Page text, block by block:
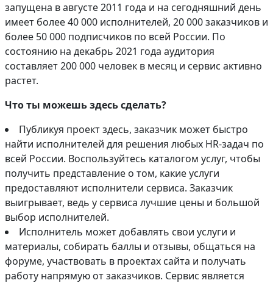
запущена в августе 2011 года и на сегодняшний день
имеет более 40 000 исполнителей, 20 000 заказчиков и
более 50 000 подписчиков по всей России. По
состоянию на декабрь 2021 года аудитория
составляет 200 000 человек в месяц и сервис активно
растет.
Что ты можешь здесь сделать?
Публикуя проект здесь, заказчик может быстро
найти исполнителей для решения любых HR-задач по
всей России. Воспользуйтесь каталогом услуг, чтобы
получить представление о том, какие услуги
предоставляют исполнители сервиса. Заказчик
выигрывает, ведь у сервиса лучшие цены и большой
выбор исполнителей.
Исполнитель может добавлять свои услуги и
материалы, собирать баллы и отзывы, общаться на
форуме, участвовать в проектах сайта и получать
работу напрямую от заказчиков. Сервис является